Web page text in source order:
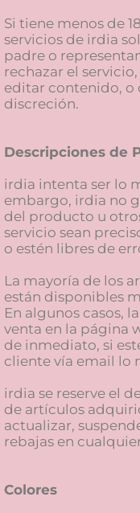
Si tiene menos de
servicios de irdia
padre o
rechazar el
editar contenido, o
discreción.
Descripciones de
irdia intenta ser lo
embargo, irdia no
del producto u
servicio sean
o estén libres de
La mayoría de los
están disponibles
En algunos casos,
venta en la página
de inmediato, si
cliente vía email lo
irdia se reserve el
de artículos
actualizar,
rebajas en
Colores